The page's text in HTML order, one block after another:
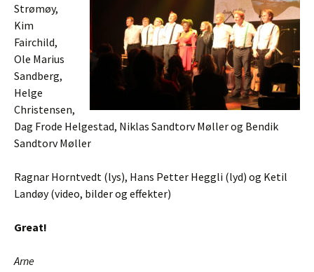
Strømøy,
Kim
Fairchild,
Ole Marius
Sandberg,
Helge
Christensen,
Dag Frode Helgestad, Niklas Sandtorv Møller og Bendik
Sandtorv Møller
Ragnar Horntvedt (lys), Hans Petter Heggli (lyd) og Ketil
Landøy (video, bilder og effekter)
Great!
Arne